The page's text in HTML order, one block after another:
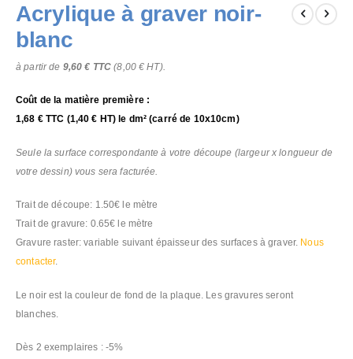
to
beginning
the
images
Acrylique à graver noir-
blanc
à partir de 9,60 € TTC (8,00 € HT).
Coût de la matière première :
1,68 €TTC (1,40 € HT) le dm² (carré de 10x10cm)
Seule la surface correspondante à votre découpe (largeur x longueur de
votre dessin) vous sera facturée.
Trait de découpe: 1.50€ le mètre
Trait de gravure: 0.65€ le mètre
Gravure raster: variable suivant épaisseur des surfaces à graver. Nous
contacter.
Le noir est la couleur de fond de la plaque. Les gravures seront
blanches.
Dès 2 exemplaires : -5%